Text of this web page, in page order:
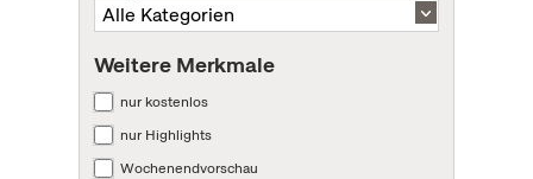
Weitere Merkmale
nur kostenlos
nur Highlights
Wochenendvorschau